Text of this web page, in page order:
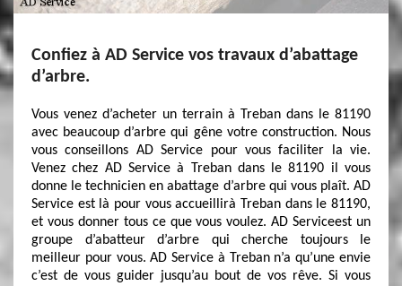
Confiez à AD Service vos travaux d’abattage
d’arbre.
Vous venez d’acheter un terrain à Treban dans le 81190
avec beaucoup d’arbre qui gêne votre construction. Nous
vous conseillons AD Service pour vous faciliter la vie.
Venez chez AD Service à Treban dans le 81190 il vous
donne le technicien en abattage d’arbre qui vous plaît. AD
Service est là pour vous accueillirà Treban dans le 81190,
et vous donner tous ce que vous voulez. AD Serviceest un
groupe d’abatteur d’arbre qui cherche toujours le
meilleur pour vous. AD Service à Treban n’a qu’une envie
c’est de vous guider jusqu’au bout de vos rêve. Si vous